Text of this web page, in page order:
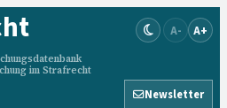
im Strafrecht
A- A+
Newsletter